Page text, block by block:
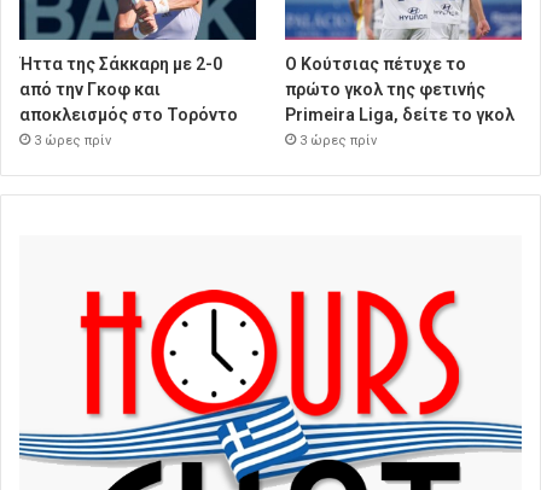
Ήττα της Σάκκαρη με 2-0
από την Γκοφ και
αποκλεισμός στο Τορόντο
3 ώρες πρίν
Ο Κούτσιας πέτυχε το
πρώτο γκολ της φετινής
Primeira Liga, δείτε το γκολ
3 ώρες πρίν